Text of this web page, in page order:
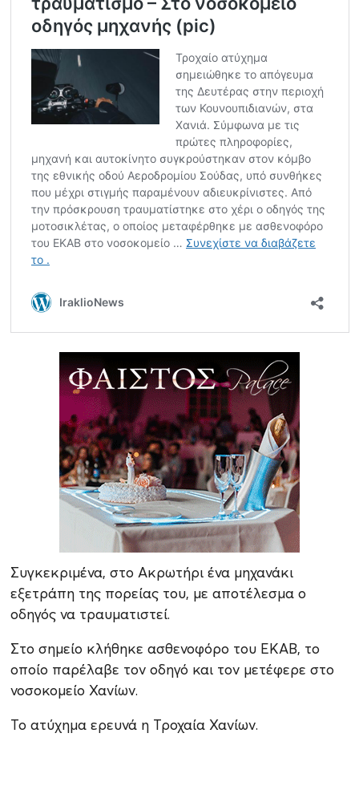
Συγκεκριμένα, στο Ακρωτήρι ένα μηχανάκι
εξετράπη της πορείας του, με αποτέλεσμα ο
οδηγός να τραυματιστεί.
Στο σημείο κλήθηκε ασθενοφόρο του ΕΚΑΒ, το
οποίο παρέλαβε τον οδηγό και τον μετέφερε στο
νοσοκομείο Χανίων.
Το ατύχημα ερευνά η Τροχαία Χανίων.